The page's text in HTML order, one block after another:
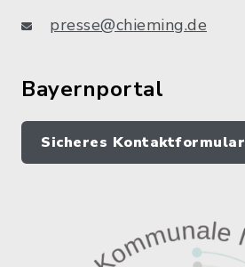
presse@chieming.de
Bayernportal
Sicheres Kontaktformular